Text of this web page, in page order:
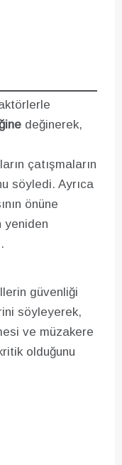
değinerek,
çatışmaların
söyledi. Ayrıca
önüne
yeniden
güvenliği
söyleyerek,
ve müzakere
olduğunu